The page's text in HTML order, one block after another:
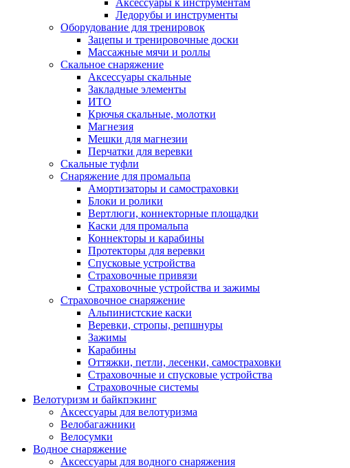
Аксессуары к инструментам
Ледорубы и инструменты
Оборудование для тренировок
Зацепы и тренировочные доски
Массажные мячи и роллы
Скальное снаряжение
Аксессуары скальные
Закладные элементы
ИТО
Крючья скальные, молотки
Магнезия
Мешки для магнезии
Перчатки для веревки
Скальные туфли
Снаряжение для промальпа
Амортизаторы и самостраховки
Блоки и ролики
Вертлюги, коннекторные площадки
Каски для промальпа
Коннекторы и карабины
Протекторы для веревки
Спусковые устройства
Страховочные привязи
Страховочные устройства и зажимы
Страховочное снаряжение
Альпинистские каски
Веревки, стропы, репшнуры
Зажимы
Карабины
Оттяжки, петли, лесенки, самостраховки
Страховочные и спусковые устройства
Страховочные системы
Велотуризм и байкпэкинг
Аксессуары для велотуризма
Велобагажники
Велосумки
Водное снаряжение
Аксессуары для водного снаряжения